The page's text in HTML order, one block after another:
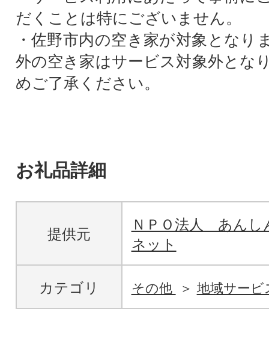
だくことは特にございません。
・佐野市内の空き家が対象となり
外の空き家はサービス対象外とな
めご了承ください。
お礼品詳細
提供元
ＮＰＯ法人 あんし
ネット
カテゴリ その他 地域サービ